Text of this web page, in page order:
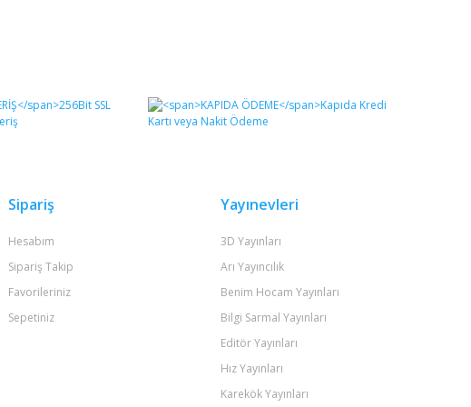
Sipariş
Hesabım
Sipariş Takip
Favorileriniz
Sepetiniz
Yayınevleri
3D Yayınları
Arı Yayıncılık
Benim Hocam Yayınları
Bilgi Sarmal Yayınları
Editör Yayınları
Hız Yayınları
Karekök Yayınları